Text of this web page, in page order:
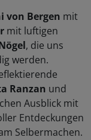
von Bergen mit
mit luftigen
, die uns
werden.
Ranzan und
Ausblick mit
Entdeckungen
Selbermachen.